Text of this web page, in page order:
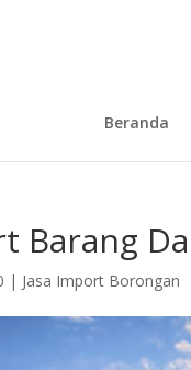
Beranda
Barang
| Jasa Import Borongan